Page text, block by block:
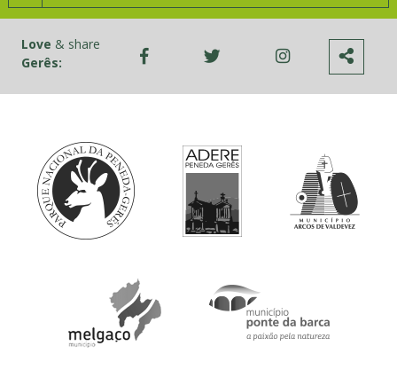
Love & share
Gerês: